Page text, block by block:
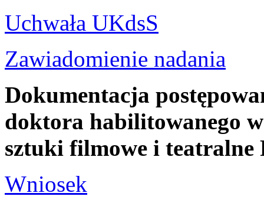
Uchwała UKdsS
Zawiadomienie nadania
Dokumentacja
doktora habilitowanego
sztuki filmowe i teatralne
Wniosek